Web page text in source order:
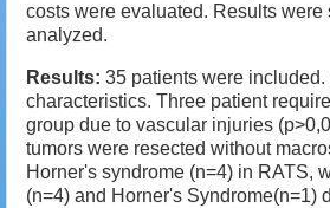
costs were evaluated. Results were
analyzed.
Results: 35 patients were
characteristics. Three patient
group due to vascular injuries
tumors were resected without
Horner's syndrome (n=4) in RATS,
(n=4) and Horner's Syndrome(n=1)